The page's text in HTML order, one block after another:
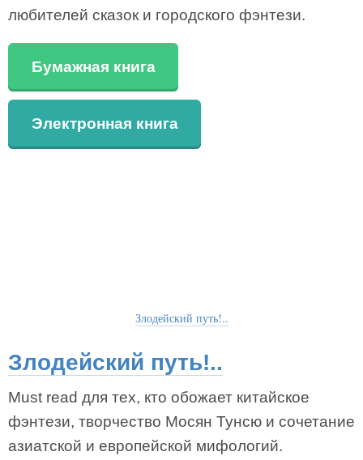
любителей сказок и городского фэнтези.
Бумажная книга
Электронная книга
Злодейский путь!..
Злодейский путь!..
Must read для тех, кто обожает китайское
фэнтези, творчество Мосян Тунсю и сочетание
азиатской и европейской мифологий.